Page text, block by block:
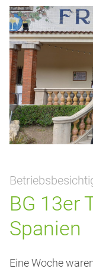
BG 13er
Spanien
Eine Woche